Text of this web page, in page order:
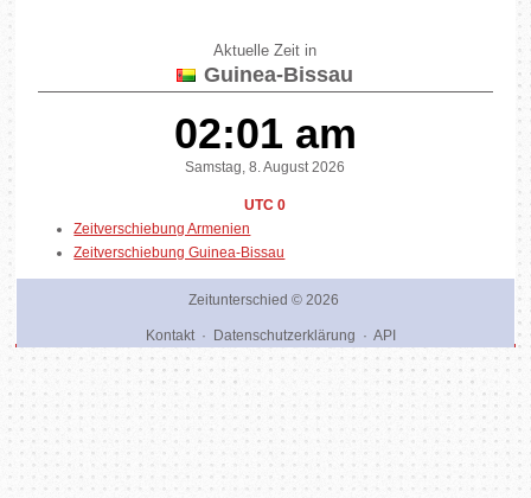
Aktuelle Zeit in
Guinea-Bissau
02:01 am
Samstag, 8. August 2026
UTC 0
Zeitverschiebung Armenien
Zeitverschiebung Guinea-Bissau
Zeitunterschied © 2026
Kontakt· Datenschutzerklärung · API